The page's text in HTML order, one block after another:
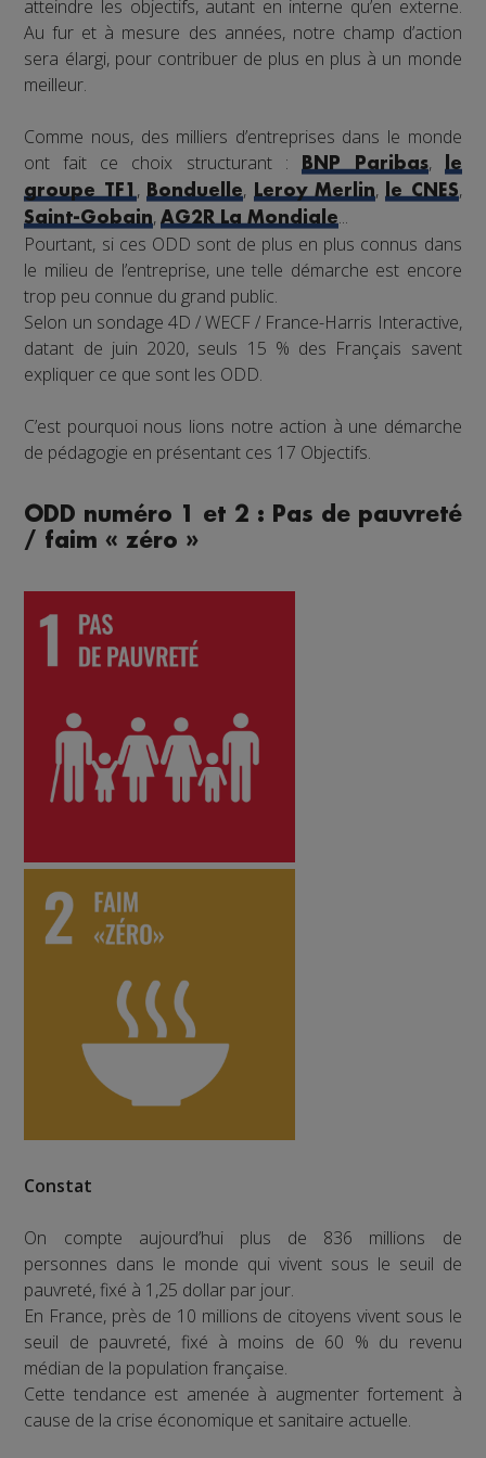
atteindre les objectifs, autant en interne qu’en externe.
Au fur et à mesure des années, notre champ d’action
sera élargi, pour contribuer de plus en plus à un monde
meilleur.
Comme nous, des milliers d’entreprises dans le monde
ont fait ce choix structurant :
BNP Paribas,
le
groupe TF1 , Bonduelle, Leroy Merlin, le CNES,
Saint-Gobain,AG2R La Mondiale...
Pourtant, si ces ODD sont de plus en plus connus dans
le milieu de l’entreprise, une telle démarche est encore
trop peu connue du grand public.
Selon un sondage 4D / WECF / France-Harris Interactive,
datant de juin 2020, seuls 15 % des Français savent
expliquer ce que sont les ODD.
C’est pourquoi nous lions notre action à une démarche
de pédagogie en présentant ces 17 Objectifs.
ODD numéro 1 et 2 : Pas de pauvreté
/ faim « zéro »
Constat
On compte aujourd’hui plus de 836 millions de
personnes dans le monde qui vivent sous le seuil de
pauvreté, fixé à 1,25 dollar par jour.
En France, près de 10 millions de citoyens vivent sous le
seuil de pauvreté, fixé à moins de 60 % du revenu
médian de la population française.
Cette tendance est amenée à augmenter fortement à
cause de la crise économique et sanitaire actuelle.